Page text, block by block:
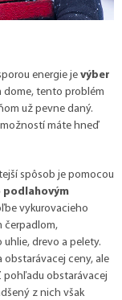
energie je výber
dome, tento problém
už pevne daný.
máte hneď
spôsob je pomocou
vykurovacieho
čerpadlom,
drevo a pelety.
ceny, ale
pohľadu obstarávacej
z nich však